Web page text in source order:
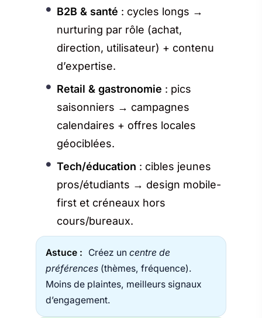
B2B & santé : cycles longs →
nurturing par rôle (achat,
direction, utilisateur) + contenu
d’expertise.
Retail & gastronomie : pics
saisonniers → campagnes
calendaires + offres locales
géociblées.
Tech/éducation : cibles jeunes
pros/étudiants → design mobile-
first et créneaux hors
cours/bureaux.
Astuce : Créez un centre de
préférences (thèmes, fréquence).
Moins de plaintes, meilleurs signaux
d’engagement.